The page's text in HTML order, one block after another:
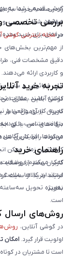
گوشی قدیمی شما به
می‌شود.
را در صفحه خرید
سفارش شما را بررسی
حرفه‌ای برای خرید
بررسی تخصصی
درمجله اینترنتی گوشی
از مهم‌ترین بخش‌های
دقیق مشخصات فنی،
و کاربردی ارائه
اپل، شیائومی و سایر
داشته باشند. مقالات
تجربه کاربری واقعی
بتوانند متناسب با
محتواها، افزایش
تجربه خرید
گوشی آنلاین بستری امن
کاربران با آرامش
درگاه‌های امن بانکی
می‌گردد. رابط کاربری
کوتاه‌ترین زمان ممکن
کمک می‌کند از وضعیت
استاندارد کالاها،
به‌ویژه تحویل سه‌ساعته
است.
راهنمای خرید
کاربران محترم
فرایند خرید از سایت
نمایند.
روش‌های ارسال
در گوشی آنلاین،
اولویت قرار گیرد. امکان
است تا مشتریان در